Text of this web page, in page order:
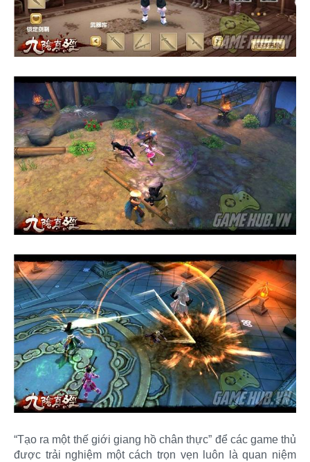
“Tạo ra một thế giới giang hồ chân thực” để các game thủ
được trải nghiệm một cách trọn vẹn luôn là quan niệm